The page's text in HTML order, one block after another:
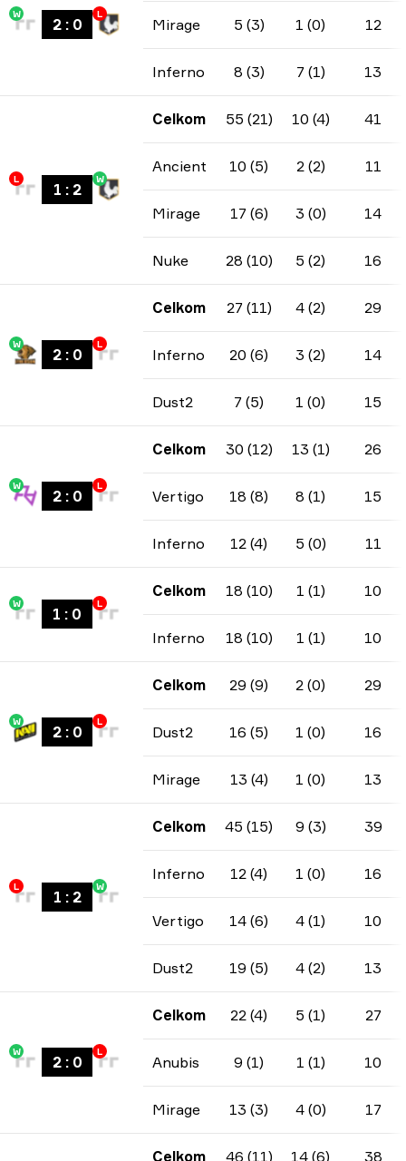
W
2: 0
L
Mirage 5 (3) 1 (0) 12
Inferno 8 (3) 7 (1) 13
L
1 : 2
W
Celkom 55 (21) 10 (4) 41
Ancient 10 (5) 2 (2) 11
Mirage 17 (6) 3 (0) 14
Nuke 28 (10) 5 (2) 16
W
2: 0
L
Celkom 27 (11) 4 (2) 29
Inferno 20 (6) 3 (2) 14
Dust2 7 (5) 1 (0) 15
W
2: 0
L
Celkom 30 (12) 13 (1) 26
Vertigo 18 (8) 8 (1) 15
Inferno 12 (4) 5 (0) 11
W
1 : 0
L
Celkom 18 (10) 1 (1) 10
Inferno 18 (10) 1 (1) 10
W
2: 0
L
Celkom 29 (9) 2 (0) 29
Dust2 16 (5) 1 (0) 16
Mirage 13 (4) 1 (0) 13
L
1 : 2
W
Celkom 45 (15) 9 (3) 39
Inferno 12 (4) 1 (0) 16
Vertigo 14 (6) 4 (1) 10
Dust2 19 (5) 4 (2) 13
W
2: 0
L
Celkom 22 (4) 5 (1) 27
Anubis 9 (1) 1 (1) 10
Mirage 13 (3) 4 (0) 17
Celkom 46 (11) 14 (6) 38